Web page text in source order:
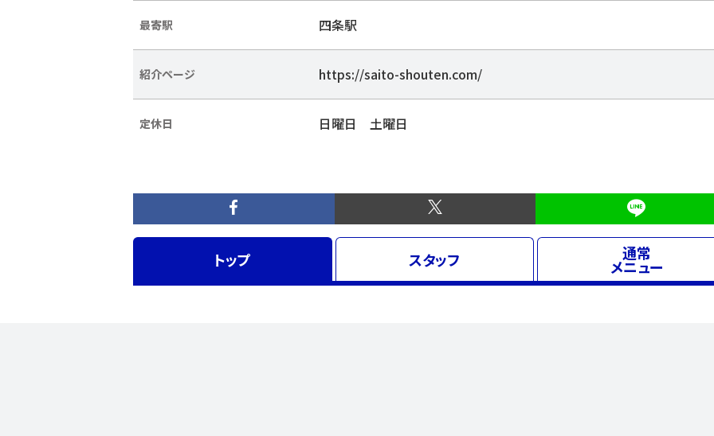
最寄駅 四条駅
紹介ページ https://saito-shouten.com/
定休日 日曜日 土曜日
トップ スタッフ 通常
メニュー